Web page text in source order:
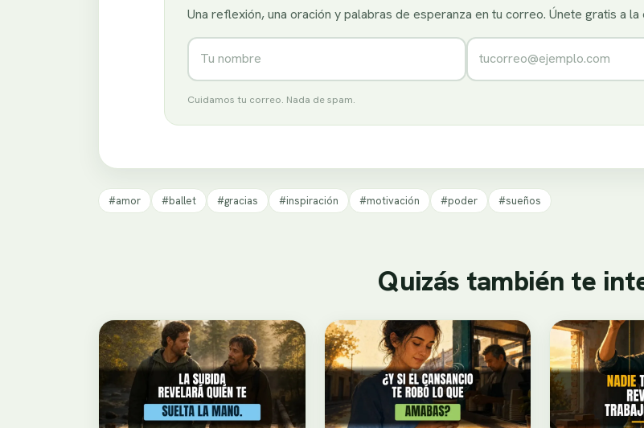
Una reflexión, una oración y palabras de esperanza en tu correo. Únete gratis a la
Nombre Correo electrónico
Cuidamos tu correo. Nada de spam.
#amor #ballet #gracias #inspiración #motivación #poder #sueños
Quizás también te